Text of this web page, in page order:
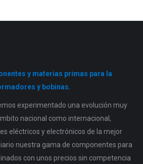
y materias primas para la
y bobinas.
experimentado una evolución muy
nacional como internacional,
eléctricos y electrónicos de la mejor
nuestra gama de componentes para
con unos precios sin competencia